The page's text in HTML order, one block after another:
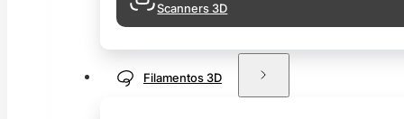
Scanners 3D
Filamentos 3D